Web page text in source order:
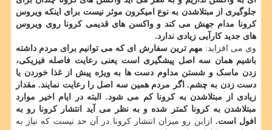
جلوگیری از مبتلاشدن به نوع امیکرون موثر نیست برای اینکه ویروس
کرونا مدام جهش می کند و واکسن های قدیمی کرونا روی ویروس
های جدید کارآیی زیادی ندارد.
وی می افزاید: مهم ترین سفارش ای که می توانیم برای مردم داشته
باشیم همان سه اصل پیشگیری است یعنی رعایت فاصله فیزیکی،
زدن ماسک و شستن مداوم دست ها به ویژه پیش از غذا خوردن یا
دست زدن به چشم. اگر مردم همین سه اصل را رعایت نمایند. مقدار
زیادی از مبتلاشدن به کرونا کم می شود. البته در ایام اخیر موارد
مبتلاشدن به کرونا کمتر شده و به نظر می آید انتشار کرونا رو به
افول است. ازاین رو میزان انتشار کرونا در آن حد نیست که نیاز به